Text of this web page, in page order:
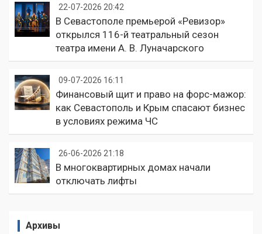
22-07-2026 20:42
В Севастополе премьерой «Ревизор»
открылся 116-й театральный сезон
театра имени А. В. Луначарского
09-07-2026 16:11
Финансовый щит и право на форс-мажор:
как Севастополь и Крым спасают бизнес
в условиях режима ЧС
26-06-2026 21:18
В многоквартирных домах начали
отключать лифты
Архивы